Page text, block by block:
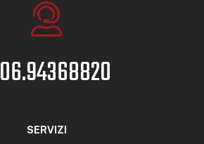
06.94368820
SERVIZI